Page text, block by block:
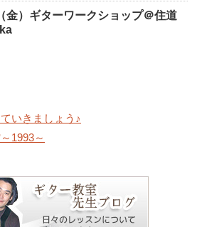
金）ギターワークショップ＠住道
いきましょう♪
1993～